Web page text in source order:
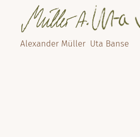
Alexander Müller Uta Banse